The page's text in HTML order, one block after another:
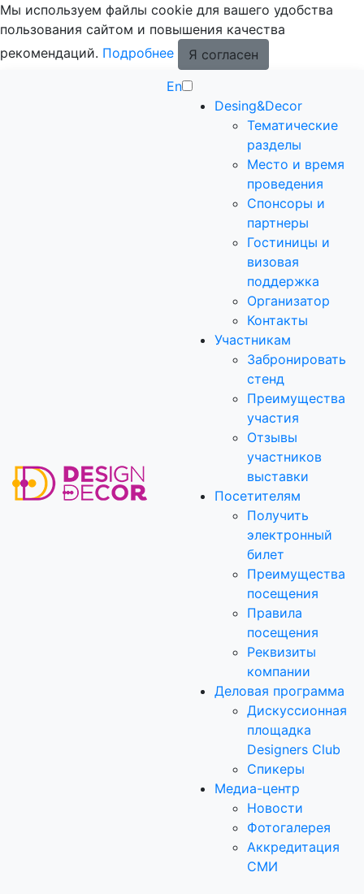
Мы используем файлы cookie для вашего удобства
пользования сайтом и повышения качества
рекомендаций. Подробнее
Я согласен
En
Desing&Decor
Тематические
разделы
Место и время
проведения
Спонсоры и
партнеры
Гостиницы и
визовая
поддержка
Организатор
Контакты
Участникам
Забронировать
стенд
Преимущества
участия
Отзывы
участников
выставки
Посетителям
Получить
электронный
билет
Преимущества
посещения
Правила
посещения
Реквизиты
компании
Деловая программа
Дискуссионная
площадка
Designers Club
Спикеры
Медиа-центр
Новости
Фотогалерея
Аккредитация
СМИ